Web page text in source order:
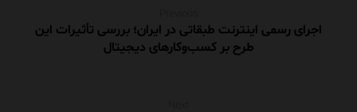
اجرای رسمی اینترنت طبقاتی در ایران؛ بررسی تأثیرات این
طرح بر کسب‌وکارهای دیجیتال